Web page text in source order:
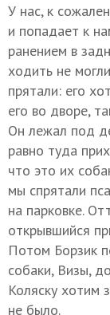
У нас, к
и попадает к
ранением в
ходить не
прятали: его
его во дворе,
Он лежал под
равно туда
что это их
мы спрятали
на парковке.
открывшийся
Потом Борзик
собаки, Визы,
Коляску хотим
не было.